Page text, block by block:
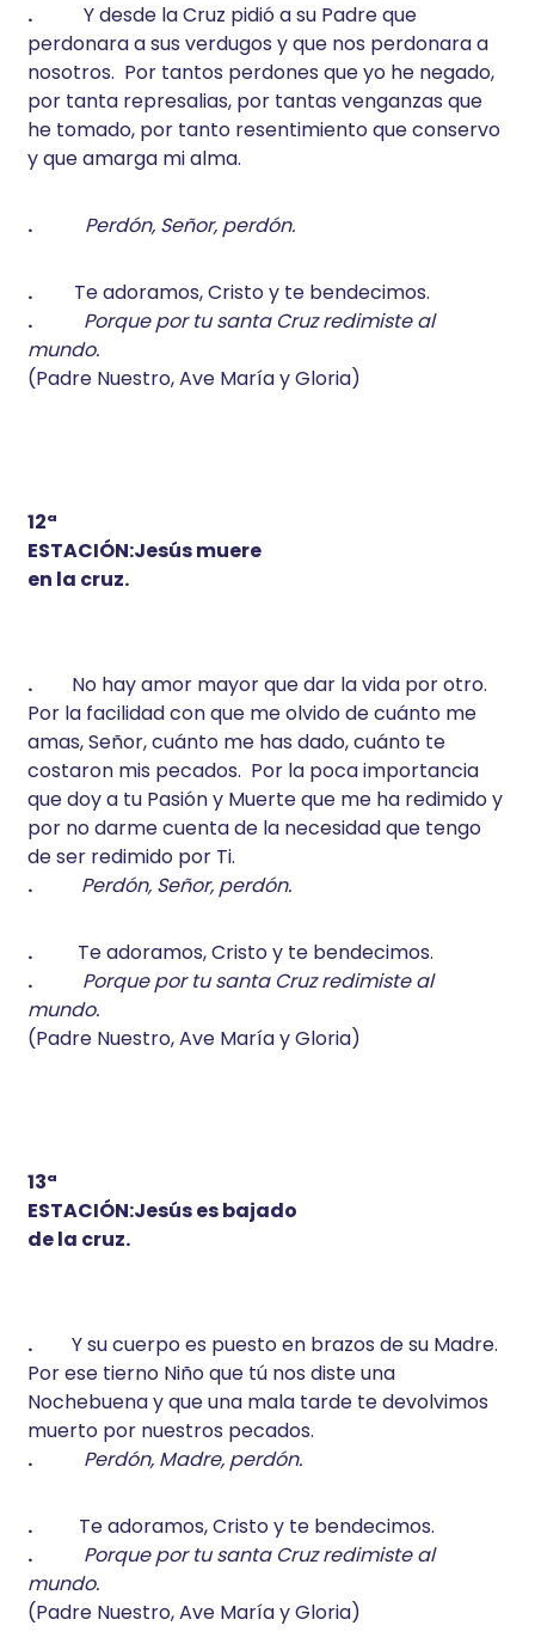
.
Y desde la Cruz pidió a su Padre que
perdonara a sus verdugos y que nos perdonara a
nosotros. Por tantos perdones que yo he negado,
por tanta represalias, por tantas venganzas que
he tomado, por tanto resentimiento que conservo
y que amarga mi alma.
. Perdón, Señor, perdón.
.
Te adoramos, Cristo y te bendecimos.
.
Porque por tu santa Cruz redimiste al
mundo.
(Padre Nuestro, Ave María y Gloria)
12ª
ESTACIÓN:Jesús muere
en la cruz.
. No hay amor mayor que dar la vida por otro.
Por la facilidad con que me olvido de cuánto me
amas, Señor, cuánto me has dado, cuánto te
costaron mis pecados. Por la poca importancia
que doy a tu Pasión y Muerte que me ha redimido y
por no darme cuenta de la necesidad que tengo
de ser redimido por Ti.
.
Perdón, Señor, perdón.
.
Te adoramos, Cristo y te bendecimos.
.
Porque por tu santa Cruz redimiste al
mundo.
(Padre Nuestro, Ave María y Gloria)
13ª
ESTACIÓN:Jesús es bajado
de la cruz.
. Y su cuerpo es puesto en brazos de su Madre.
Por ese tierno Niño que tú nos diste una
Nochebuena y que una mala tarde te devolvimos
muerto por nuestros pecados.
.
Perdón, Madre, perdón.
.
Te adoramos, Cristo y te bendecimos.
.
Porque por tu santa Cruz redimiste al
mundo.
(Padre Nuestro, Ave María y Gloria)